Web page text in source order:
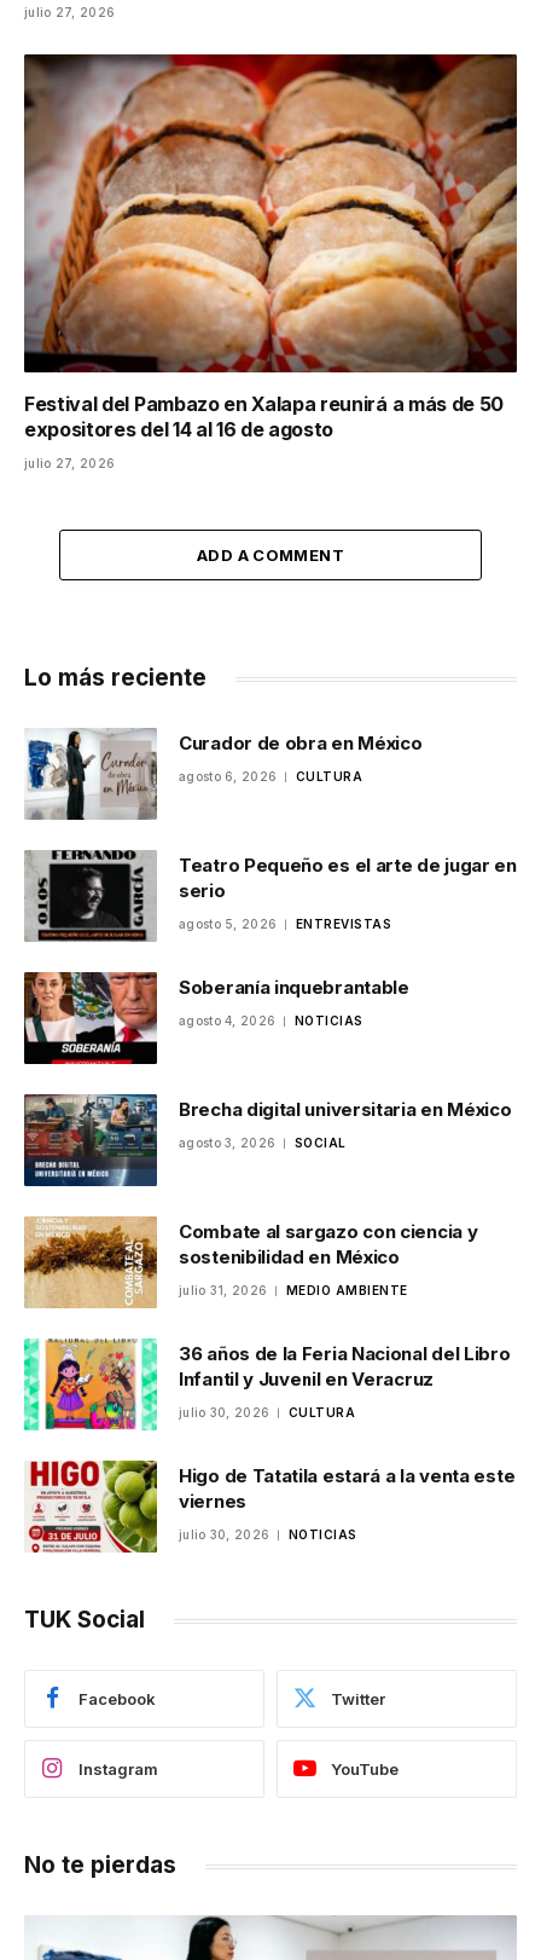
julio 27, 2026
Festival del Pambazo en Xalapa reunirá a más de 50
expositores del 14 al 16 de agosto
julio 27, 2026
ADD A COMMENT
Lo más reciente
Curador de obra en México
agosto 6, 2026 CULTURA
Teatro Pequeño es el arte de jugar en
serio
agosto 5, 2026 ENTREVISTAS
Soberanía inquebrantable
agosto 4, 2026 NOTICIAS
Brecha digital universitaria en México
agosto 3, 2026 SOCIAL
Combate al sargazo con ciencia y
sostenibilidad en México
julio 31, 2026 MEDIO AMBIENTE
36 años de la Feria Nacional del Libro
Infantil y Juvenil en Veracruz
julio 30, 2026 CULTURA
Higo de Tatatila estará a la venta este
viernes
julio 30, 2026 NOTICIAS
TUK Social
Facebook Twitter
Instagram YouTube
No te pierdas